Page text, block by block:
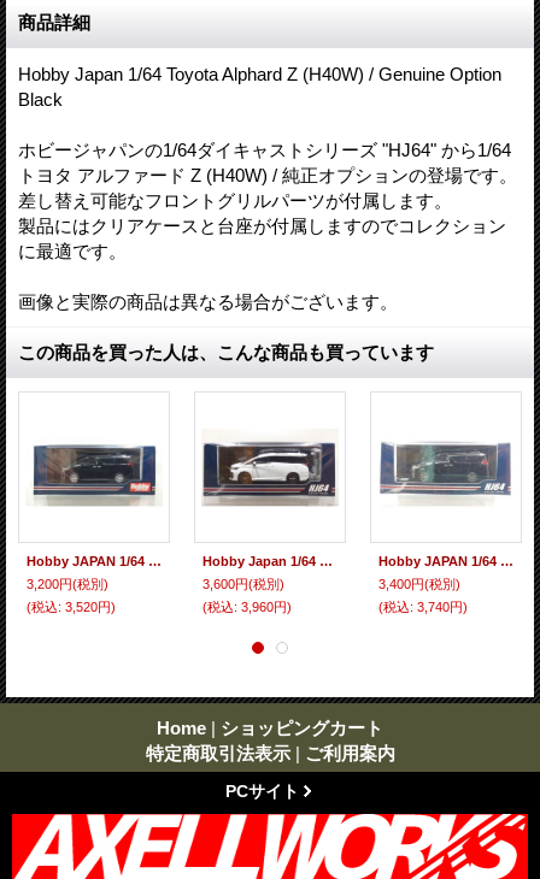
商品詳細
Hobby Japan 1/64 Toyota Alphard Z (H40W) / Genuine Option
Black
ホビージャパンの1/64ダイキャストシリーズ "HJ64" から1/64
トヨタ アルファード Z (H40W) / 純正オプションの登場です。
差し替え可能なフロントグリルパーツが付属します。
製品にはクリアケースと台座が付属しますのでコレクション
に最適です。
画像と実際の商品は異なる場合がございます。
この商品を買った人は、こんな商品も買っています
Hobby JAPAN 1/64 Toyota Alphard 2.5S (H30W) TYPE GOLD Black
3,200円(税別)
(税込: 3,520円)
Hobby Japan 1/64 Toyota Vellfire Z Premier Hybrid (H40W) / Genuine Option Platinum White Pearl Mica
3,600円(税別)
(税込: 3,960円)
Hobby JAPAN 1/64 Toyota Alphard (H30W) / with Sunroof (Black)
3,400円(税別)
(税込: 3,740円)
Home | ショッピングカート
特定商取引法表示 | ご利用案内
PCサイト